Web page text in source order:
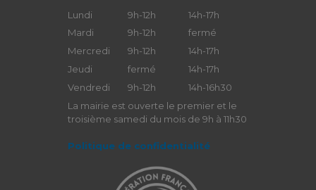
Lundi 9h-12h
14h-17h
Mardi
9h-12h
fermé
Mercredi
9h-12h
14h-17h
Jeudi
fermé
14h-17h
Vendredi
9h-12h
14h-16h30
La mairie est ouverte le premier et le
troisième samedi du mois de 9h à 11h30
Politique de confidentialité